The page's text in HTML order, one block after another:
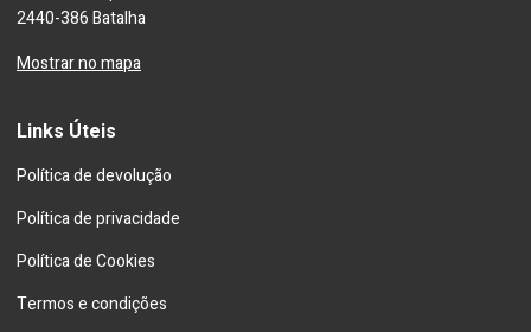
2440-386 Batalha
Mostrar no mapa
Links Úteis
Política de devolução
Política de privacidade
Política de Cookies
Termos e condições